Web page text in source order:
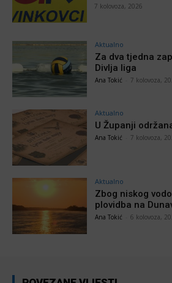
7 kolovoza, 2026
Aktualno
Za dva tjedna
Divlja liga
Ana Tokić 7 kolovoza,
Aktualno
U Županji
Ana Tokić 7 kolovoza,
Aktualno
Zbog niskog
plovidba na
Ana Tokić 6 kolovoza,